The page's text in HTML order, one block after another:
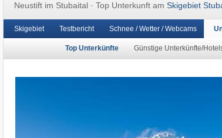
Neustift im Stubaital · Top Unterkunft am Skigebiet
Skigebiet Testbericht Schnee / Wetter / Webcams
Top Unterkünfte Günstige Unterkünfte/